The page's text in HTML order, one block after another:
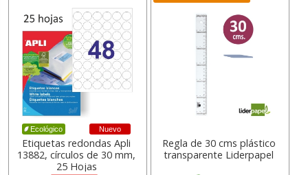
Ecológico Nuevo
Etiquetas redondas Apli
13882, círculos de 30 mm,
25 Hojas
Regla de 30 cms plástico
transparente Liderpapel